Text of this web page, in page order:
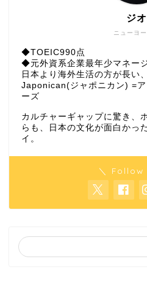
ニューヨ
ジオ
◆TOEIC990点
◆元外資系企業最年少マネー
日本より海外生活の方が長い
Japonican(ジャポニカン) =
ーズ
カルチャーギャップに驚き、
らも、日本の文化が面白かっ
イ。
＼ Follow